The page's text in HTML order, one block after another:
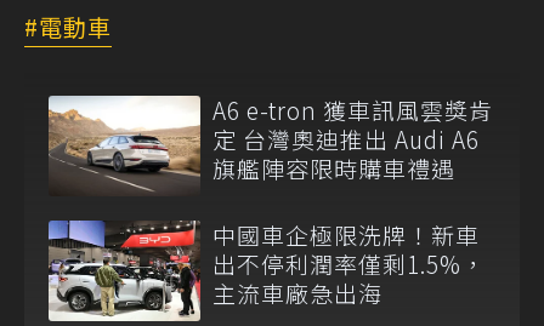
電動車
A6 e-tron 獲車訊風雲獎肯
定 台灣奧迪推出 Audi A6
旗艦陣容限時購車禮遇
中國車企極限洗牌！新車
出不停利潤率僅剩1.5%，
主流車廠急出海